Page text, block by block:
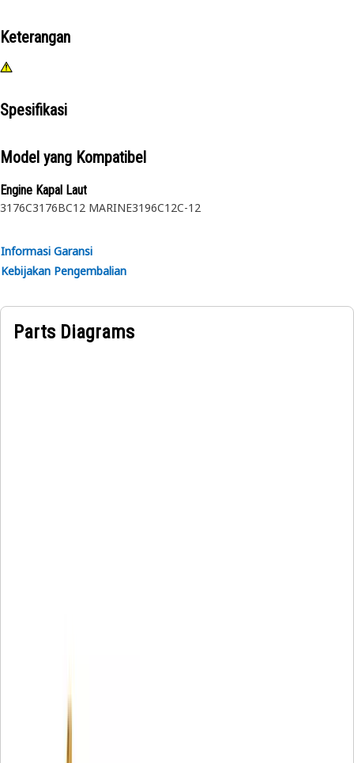
Keterangan
Spesifikasi
Model yang Kompatibel
Engine Kapal Laut
3176C3176BC12 MARINE3196C12C-12
Informasi Garansi
Kebijakan Pengembalian
Parts Diagrams